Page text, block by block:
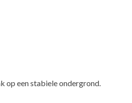
op een stabiele ondergrond.